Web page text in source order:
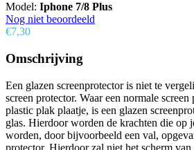
Model: Iphone 7/8 Plus
Nog niet beoordeeld
€7,30
Omschrijving
Een glazen screenprotector is niet te
screen protector. Waar een normale screen
plastic plak plaatje, is een glazen
glas. Hierdoor worden de krachten die op
worden, door bijvoorbeeld een val,
protector. Hierdoor zal niet het scherm